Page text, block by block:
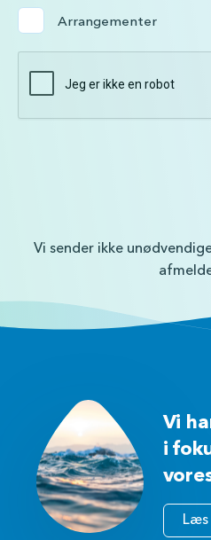
Arrangementer
Vi sender ikke
Vi
i